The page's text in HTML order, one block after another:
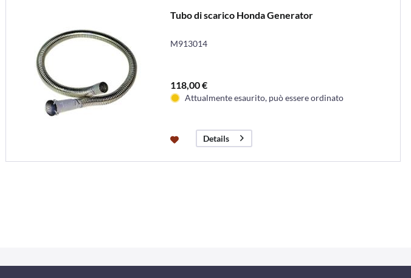
Tubo di scarico Honda Generator
M913014
118,00 €
Attualmente esaurito, può essere ordinato
Details